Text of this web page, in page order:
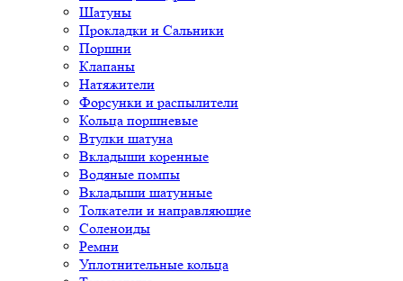
Шатуны
Прокладки и Сальники
Поршни
Клапаны
Натяжители
Форсунки и распылители
Кольца поршневые
Втулки шатуна
Вкладыши коренные
Водяные помпы
Вкладыши шатунные
Толкатели и направляющие
Соленоиды
Ремни
Уплотнительные кольца